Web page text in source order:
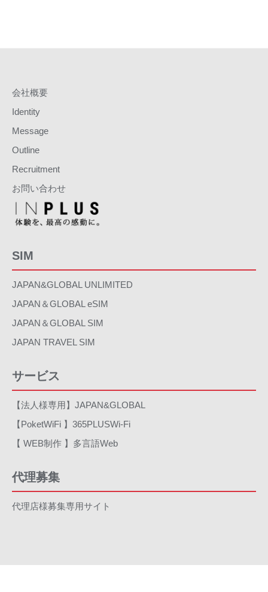
会社概要
Identity
Message
Outline
Recruitment
お問い合わせ
SIM
JAPAN&GLOBAL UNLIMITED
JAPAN＆GLOBAL eSIM
JAPAN＆GLOBAL SIM
JAPAN TRAVEL SIM
サービス
【法人様専用】JAPAN&GLOBAL
【PoketWiFi 】365PLUSWi-Fi
【 WEB制作 】多言語Web
代理募集
代理店様募集専用サイト